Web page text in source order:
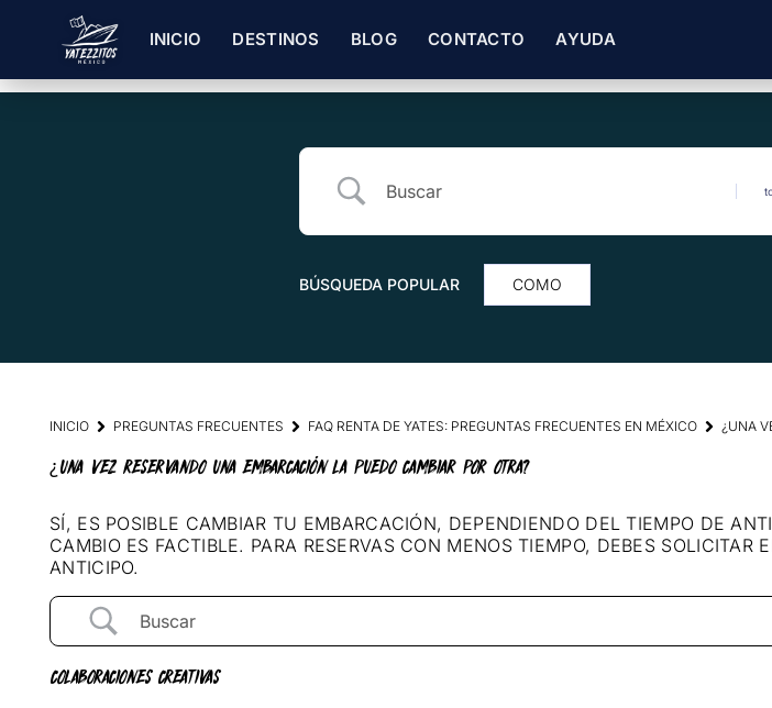
INICIO DESTINOS BLOG CONTACTO AYUDA
BÚSQUEDA POPULAR COMO
INICIO PREGUNTAS FRECUENTES FAQ RENTA DE YATES: PREGUNTAS FRECUENTES EN MÉXICO ¿UNA
¿UNA VEZ RESERVANDO UNA EMBARCACIÓN LA PUEDO CAMBIAR POR OTRA?
SÍ, ES POSIBLE CAMBIAR TU EMBARCACIÓN, DEPENDIENDO DEL TIEMPO DE
CAMBIO ES FACTIBLE. PARA RESERVAS CON MENOS TIEMPO, DEBES
ANTICIPO.
COLABORACIONES CREATIVAS